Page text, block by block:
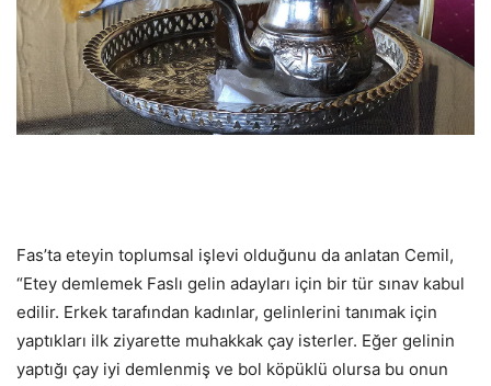
Fas’ta eteyin toplumsal işlevi olduğunu da anlatan Cemil,
“Etey demlemek Faslı gelin adayları için bir tür sınav kabul
edilir. Erkek tarafından kadınlar, gelinlerini tanımak için
yaptıkları ilk ziyarette muhakkak çay isterler. Eğer gelinin
yaptığı çay iyi demlenmiş ve bol köpüklü olursa bu onun